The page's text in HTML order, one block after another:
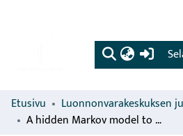
Etusivu
A hidden Markov model to estimate the time dairy cows spend in feeder based on indoor positioning data